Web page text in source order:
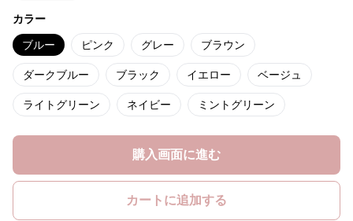
カラー
ブルー ピンク グレー ブラウン
ダークブルー ブラック イエロー ベージュ
ライトグリーン ネイビー ミントグリーン
購入画面に進む
カートに追加する